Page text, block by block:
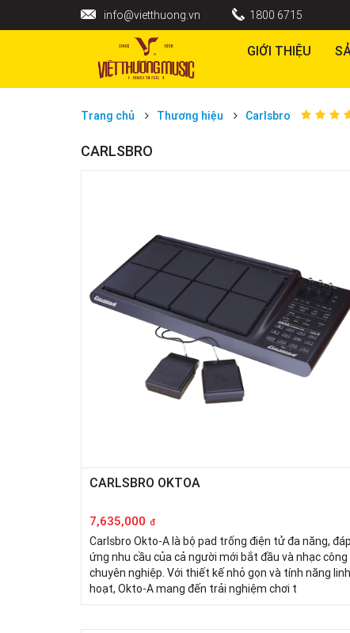
info@vietthuong.vn 1800 6715
GIỚI THIỆU
Trang chủ Thương hiệu Carlsbro
CARLSBRO
CARLSBRO OKTOA
7,635,000 đ
Carlsbro Okto-A là bộ pad trống điện tử đa năng, đáp
ứng nhu cầu của cả người mới bắt đầu và nhạc công
chuyên nghiệp. Với thiết kế nhỏ gọn và tính năng linh
hoạt, Okto-A mang đến trải nghiệm chơi t